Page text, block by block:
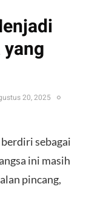
20, 2025
sebagai
ini masih
pincang,